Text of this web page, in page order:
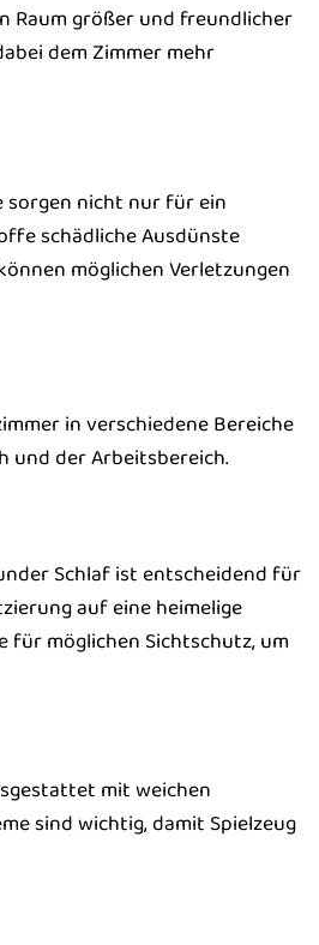
Raum größer und freundlicher
dem Zimmer mehr
sorgen nicht nur für ein
schädliche Ausdünste
möglichen Verletzungen
in verschiedene Bereiche
und der Arbeitsbereich.
Schlaf ist entscheidend für
auf eine heimelige
für möglichen Sichtschutz, um
mit weichen
sind wichtig, damit Spielzeug